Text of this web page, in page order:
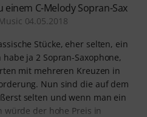
einem C-Melody Sopran-Sax
04.05.2018
Stücke, eher selten, ein
ja 2 Sopran-Saxophone,
mit mehreren Kreuzen in
Nun sind die auf dem
selten und wenn man ein
der hohe Preis in